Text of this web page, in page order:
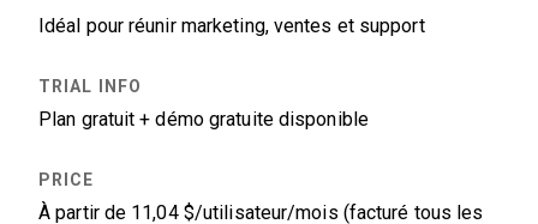
Idéal pour réunir marketing, ventes et support
Plan gratuit + démo gratuite disponible
À partir de 11,04 $/utilisateur/mois (facturé tous les